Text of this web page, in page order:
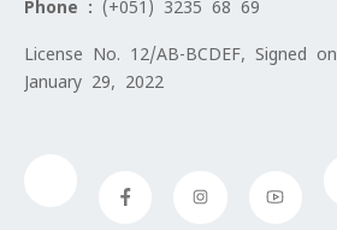
Phone : (+051) 3235 68 69
License No. 12/AB-BCDEF, Signed on
January 29, 2022